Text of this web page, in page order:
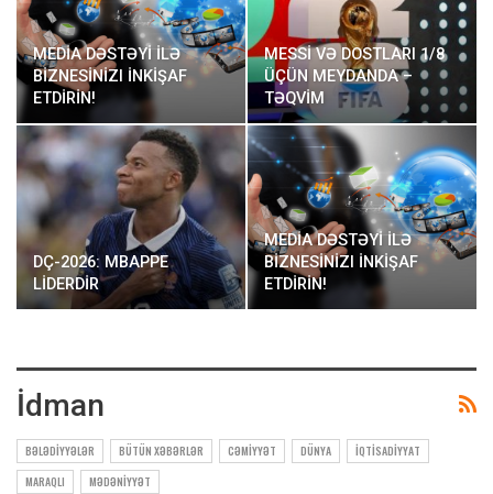
MEDİA DƏSTƏYİ İLƏ
BİZNESİNİZI İNKİŞAF
ETDİRİN!
MESSİ VƏ DOSTLARI 1/8
ÜÇÜN MEYDANDA –
TƏQVİM
DÇ-2026: MBAPPE
LİDERDİR
MEDİA DƏSTƏYİ İLƏ
BİZNESİNİZI İNKİŞAF
ETDİRİN!
İdman
BƏLƏDIYYƏLƏR BÜTÜN XƏBƏRLƏR CƏMIYYƏT DÜNYA
İQTISADIYYAT
MARAQLI
MƏDƏNIYYƏT